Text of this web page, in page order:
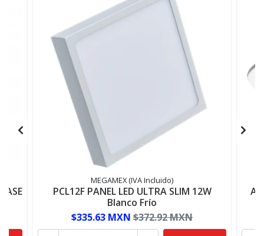
MEGAMEX (IVA Incluido)
PCL12F PANEL LED ULTRA SLIM 12W
Blanco Frío
$335.63 MXN $372.92 MXN